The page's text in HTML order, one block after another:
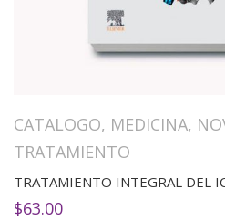
CATALOGO, MEDICINA,
TRATAMIENTO
TRATAMIENTO INTEGRAL DEL
$63.00